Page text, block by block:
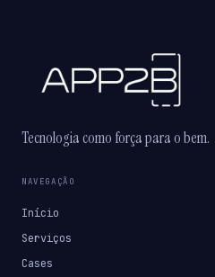
Tecnologia como força para o bem.
NAVEGAÇÃO
Início
Serviços
Cases